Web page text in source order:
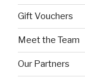
Gift Vouchers
Meet the Team
Our Partners